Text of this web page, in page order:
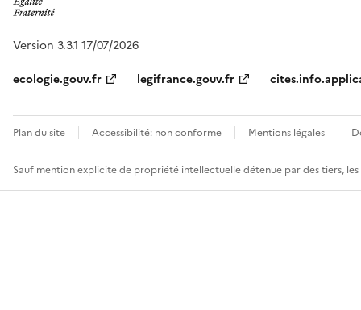
Version 3.3.1 17/07/2026
ecologie.gouv.fr
legifrance.gouv.fr
Plan du site Accessibilité: non conforme Mentions légales
Sauf mention explicite de propriété intellectuelle détenue par des tiers,